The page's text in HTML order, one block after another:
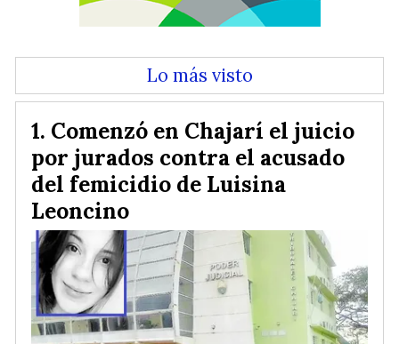
Lo más visto
Comenzó en Chajarí el juicio
por jurados contra el acusado
del femicidio de Luisina
Leoncino